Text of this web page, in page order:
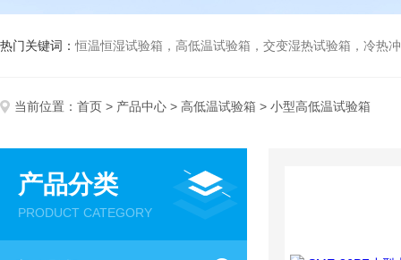
热门关键词：恒温恒湿试验箱，高低温试验箱，交变湿热试验箱，冷热冲击试验
当前位置： 首页 > 产品中心 > 高低温试验箱 > 小型高低温试验箱
产品分类
PRODUCT CATEGORY